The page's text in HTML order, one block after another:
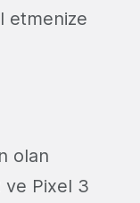
etmenize
olan
ve Pixel 3